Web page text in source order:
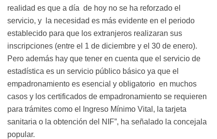
realidad es que a día de hoy no se ha reforzado el
servicio, y la necesidad es más evidente en el periodo
establecido para que los extranjeros realizaran sus
inscripciones (entre el 1 de diciembre y el 30 de enero).
Pero además hay que tener en cuenta que el servicio de
estadística es un servicio público básico ya que el
empadronamiento es esencial y obligatorio en muchos
casos y los certificados de empadronamiento se requieren
para trámites como el Ingreso Mínimo Vital, la tarjeta
sanitaria o la obtención del NIF”, ha señalado la concejala
popular.